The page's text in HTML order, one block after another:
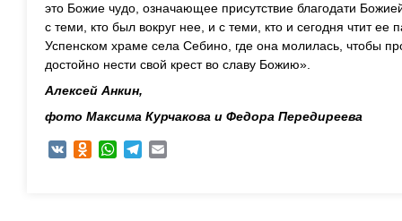
это Божие чудо, означающее присутствие благодати
с теми, кто был вокруг нее, и с теми, кто и сегодня чтит ее
Успенском храме села Себино, где она молилась, чтобы
достойно нести свой крест во славу Божию».
Алексей Анкин,
фото Максима Курчакова и Федора Передиреева
VK Odnoklassniki
WhatsAppTelegram